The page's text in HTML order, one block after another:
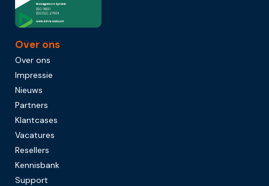
Over ons
Over ons
Impressie
Nieuws
Partners
Klantcases
Vacatures
Resellers
Kennisbank
Support